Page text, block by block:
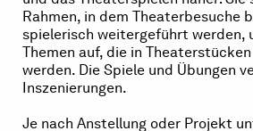
Rahmen, in dem Theaterbesuche
spielerisch weitergeführt werden,
Themen auf, die in
werden. Die Spiele und Übungen
Inszenierungen.
Je nach Anstellung oder Projekt